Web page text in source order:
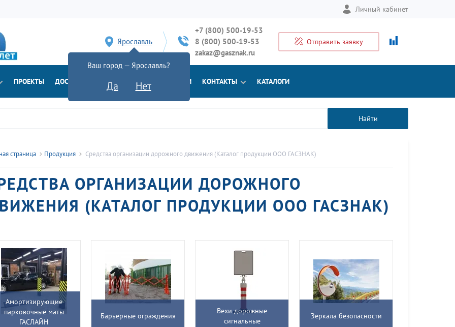
Личный кабинет
Ярославль
Ваш город — Ярославль?
Да Нет
+7 (800) 500-19-53
8 (800) 500-19-53
zakaz@gasznak.ru
Отправить заявку
ПРОЕКТЫ ДОСТАВКА ДОКУМЕНТЫ НОВОСТИ КОНТАКТЫ КАТАЛОГИ
Найти
страница Продукция Средства организации дорожного движения (Каталог продукции ООО ГАСЗНАК)
ОРГАНИЗАЦИИ ДОРОЖНОГО
(КАТАЛОГ ПРОДУКЦИИ ООО ГАСЗНАК)
Амортизирующие
парковочные маты
ГАСЛАЙН
Барьерные ограждения
Вехи дорожные
сигнальные
Зеркала безопасности